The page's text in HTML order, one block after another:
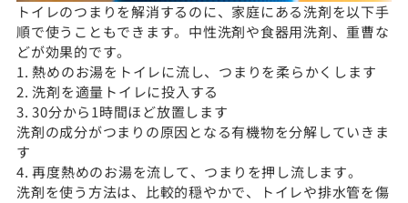
トイレのつまりを解消するのに、家庭にある洗剤を以下手
順で使うこともできます。中性洗剤や食器用洗剤、重曹な
どが効果的です。
1. 熱めのお湯をトイレに流し、つまりを柔らかくします
2. 洗剤を適量トイレに投入する
3. 30分から1時間ほど放置します
洗剤の成分がつまりの原因となる有機物を分解していきま
す
4. 再度熱めのお湯を流して、つまりを押し流します。
洗剤を使う方法は、比較的穏やかで、トイレや排水管を傷